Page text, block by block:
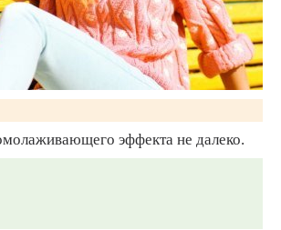
эффекта не далеко.